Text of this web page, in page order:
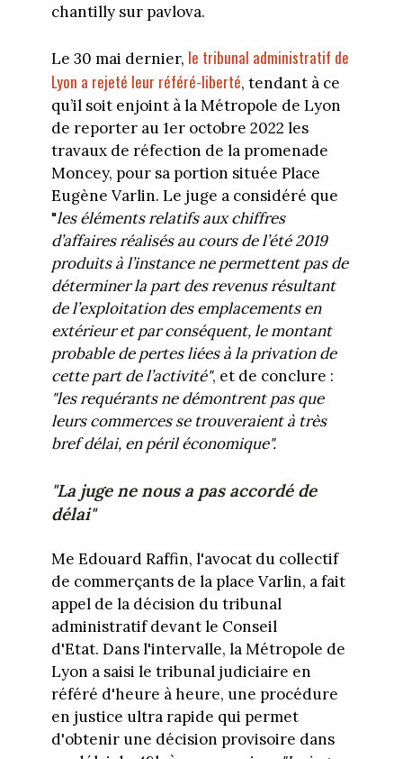
chantilly sur pavlova.
Le 30 mai dernier, le tribunal administratif de
Lyon a rejeté leur référé-liberté, tendant à ce
qu’il soit enjoint à la Métropole de Lyon
de reporter au 1er octobre 2022 les
travaux de réfection de la promenade
Moncey, pour sa portion située Place
Eugène Varlin. Le juge a considéré que
"les éléments relatifs aux chiffres
d’affaires réalisés au cours de l’été 2019
produits à l’instance ne permettent pas de
déterminer la part des revenus résultant
de l’exploitation des emplacements en
extérieur et par conséquent, le montant
probable de pertes liées à la privation de
cette part de l’activité", et de conclure :
"les requérants ne démontrent pas que
leurs commerces se trouveraient à très
bref délai, en péril économique".
"La juge ne nous a pas accordé de
délai"
Me Edouard Raffin, l'avocat du collectif
de commerçants de la place Varlin, a fait
appel de la décision du tribunal
administratif devant le Conseil
d'Etat. Dans l'intervalle, la Métropole de
Lyon a saisi le tribunal judiciaire en
référé d'heure à heure, une procédure
en justice ultra rapide qui permet
d'obtenir une décision provisoire dans